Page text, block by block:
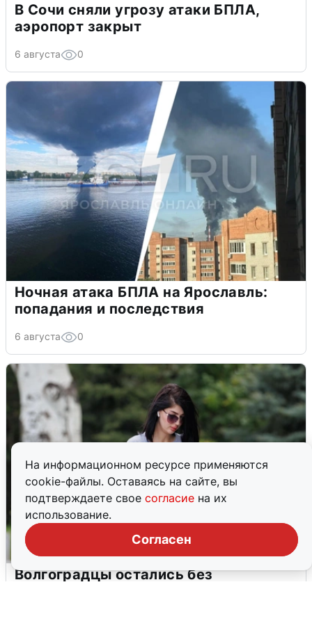
На информационном ресурсе применяются
cookie-файлы. Оставаясь на сайте, вы
подтверждаете свое согласие на их
использование.
Согласен
В Сочи сняли угрозу атаки БПЛА,
аэропорт закрыт
6 августа 0
Ночная атака БПЛА на Ярославль:
попадания и последствия
6 августа 0
Волгоградцы остались без